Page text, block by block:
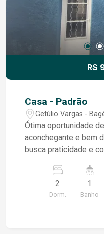
R$
Casa - Padrão
Getúlio Vargas -
Ótima oportunidade
aconchegante e bem
busca praticidade e
dormitórios, sala de
funcional e um
lavanderia. O imóvel
2
Dorm.
1
Banho